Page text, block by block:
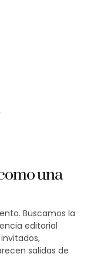
una
Buscamos la
editorial
salidas de